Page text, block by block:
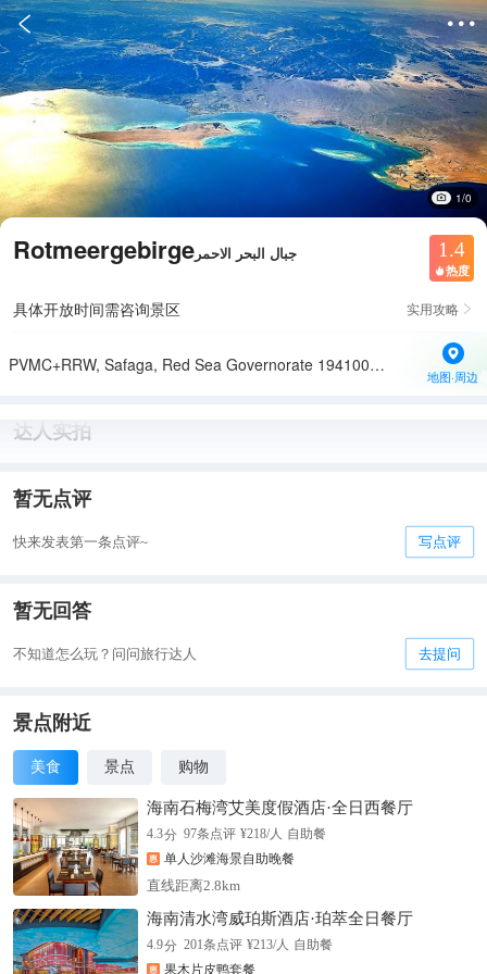
 
1/0
Rotmeergebirge جبال البحر الاحمر 1.4
 热度
具体开放时间需咨询景区 实用攻略 
PVMC+RRW, Safaga, Red Sea Governorate 1941002, Egypt
地图·周边
达人实拍
暂无点评
快来发表第一条点评~ 写点评
暂无回答
不知道怎么玩？问问旅行达人 去提问
景点附近
美食 景点 购物
海南石梅湾艾美度假酒店·全日西餐厅
4.3分 97条点评 ¥218/人 自助餐
单人沙滩海景自助晚餐
直线距离2.8km
海南清水湾威珀斯酒店·珀萃全日餐厅
4.9分 201条点评 ¥213/人 自助餐
果木片皮鸭套餐